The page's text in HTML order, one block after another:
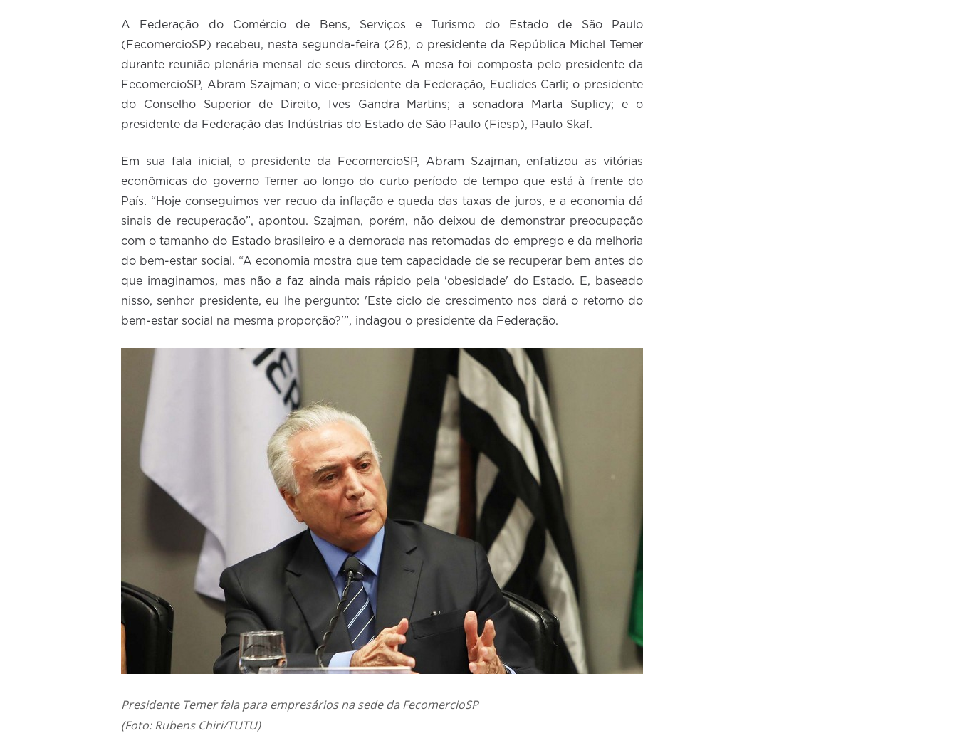
A Federação do Comércio de Bens, Serviços e Turismo do Estado de São Paulo
(FecomercioSP) recebeu, nesta segunda-feira (26), o presidente da República Michel Temer
durante reunião plenária mensal de seus diretores. A mesa foi composta pelo presidente da
FecomercioSP, Abram Szajman; o vice-presidente da Federação, Euclides Carli; o presidente
do Conselho Superior de Direito, Ives Gandra Martins; a senadora Marta Suplicy; e o
presidente da Federação das Indústrias do Estado de São Paulo (Fiesp), Paulo Skaf.
Em sua fala inicial, o presidente da FecomercioSP, Abram Szajman, enfatizou as vitórias
econômicas do governo Temer ao longo do curto período de tempo que está à frente do
País. “Hoje conseguimos ver recuo da inflação e queda das taxas de juros, e a economia dá
sinais de recuperação”, apontou. Szajman, porém, não deixou de demonstrar preocupação
com o tamanho do Estado brasileiro e a demorada nas retomadas do emprego e da melhoria
do bem-estar social. “A economia mostra que tem capacidade de se recuperar bem antes do
que imaginamos, mas não a faz ainda mais rápido pela 'obesidade' do Estado. E, baseado
nisso, senhor presidente, eu lhe pergunto: 'Este ciclo de crescimento nos dará o retorno do
bem-estar social na mesma proporção?'”, indagou o presidente da Federação.
Presidente Temer fala para empresários na sede da FecomercioSP
(Foto: Rubens Chiri/TUTU)